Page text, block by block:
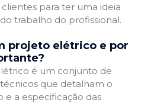
clientes para ter uma ideia
trabalho do profissional.
projeto elétrico e por
é um conjunto de
que detalham o
e a especificação das